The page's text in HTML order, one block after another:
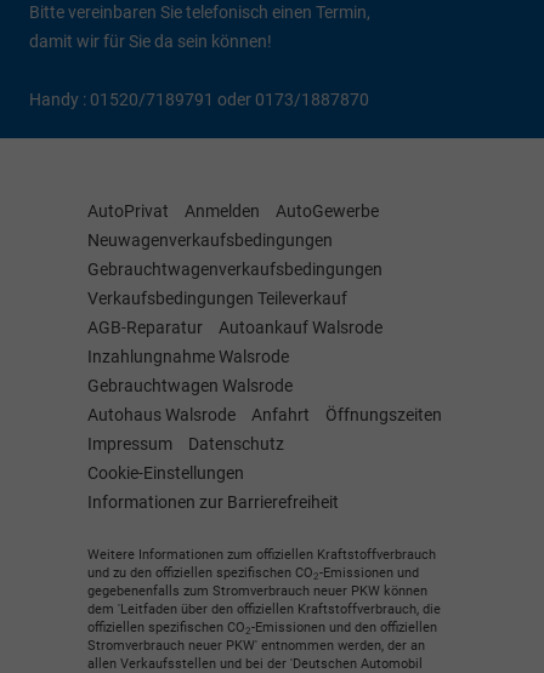
Bitte vereinbaren Sie telefonisch einen Termin,
damit wir für Sie da sein können!
Handy : 01520/7189791 oder 0173/1887870
AutoPrivat Anmelden
AutoGewerbe
Neuwagenverkaufsbedingungen
Gebrauchtwagenverkaufsbedingungen
Verkaufsbedingungen Teileverkauf
AGB-Reparatur
Autoankauf Walsrode
Inzahlungnahme Walsrode
Gebrauchtwagen Walsrode
Autohaus Walsrode
Anfahrt
Öffnungszeiten
Impressum
Datenschutz
Cookie-Einstellungen
Informationen zur Barrierefreiheit
Weitere Informationen zum offiziellen Kraftstoffverbrauch
und zu den offiziellen spezifischen CO2-Emissionen und
gegebenenfalls zum Stromverbrauch neuer PKW können
dem 'Leitfaden über den offiziellen Kraftstoffverbrauch, die
offiziellen spezifischen CO2-Emissionen und den offiziellen
Stromverbrauch neuer PKW' entnommen werden, der an
allen Verkaufsstellen und bei der 'Deutschen Automobil